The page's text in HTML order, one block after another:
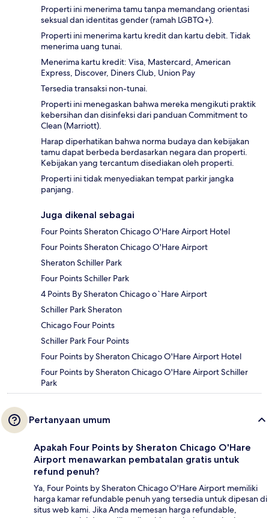
Properti ini menerima tamu tanpa memandang orientasi
seksual dan identitas gender (ramah LGBTQ+).
Properti ini menerima kartu kredit dan kartu debit. Tidak
menerima uang tunai.
Menerima kartu kredit: Visa, Mastercard, American
Express, Discover, Diners Club, Union Pay
Tersedia transaksi non-tunai.
Properti ini menegaskan bahwa mereka mengikuti praktik
kebersihan dan disinfeksi dari panduan Commitment to
Clean (Marriott).
Harap diperhatikan bahwa norma budaya dan kebijakan
tamu dapat berbeda berdasarkan negara dan properti.
Kebijakan yang tercantum disediakan oleh properti.
Properti ini tidak menyediakan tempat parkir jangka
panjang.
Juga dikenal sebagai
Four Points Sheraton Chicago O'Hare Airport Hotel
Four Points Sheraton Chicago O'Hare Airport
Sheraton Schiller Park
Four Points Schiller Park
4 Points By Sheraton Chicago o`Hare Airport
Schiller Park Sheraton
Chicago Four Points
Schiller Park Four Points
Four Points by Sheraton Chicago O'Hare Airport Hotel
Four Points by Sheraton Chicago O'Hare Airport Schiller
Park
Pertanyaan umum
Apakah Four Points by Sheraton Chicago O'Hare
Airport menawarkan pembatalan gratis untuk
refund penuh?
Ya, Four Points by Sheraton Chicago O'Hare Airport memiliki
harga kamar refundable penuh yang tersedia untuk dipesan di
situs web kami. Jika Anda memesan harga refundable,